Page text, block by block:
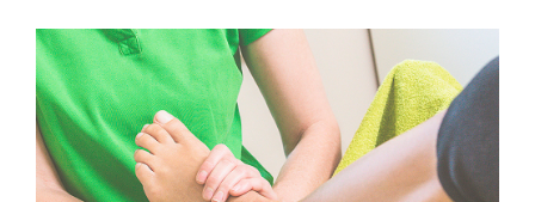
KONTAKT
WARENKORB